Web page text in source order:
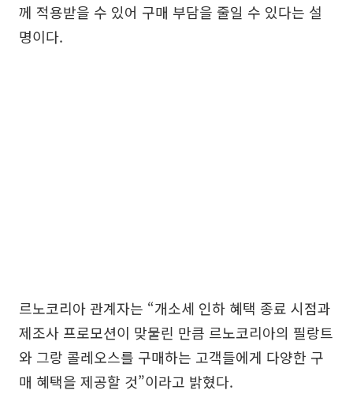
께 적용받을 수 있어 구매 부담을 줄일 수 있다는 설
명이다.
르노코리아 관계자는 “개소세 인하 혜택 종료 시점과
제조사 프로모션이 맞물린 만큼 르노코리아의 필랑트
와 그랑 콜레오스를 구매하는 고객들에게 다양한 구
매 혜택을 제공할 것”이라고 밝혔다.